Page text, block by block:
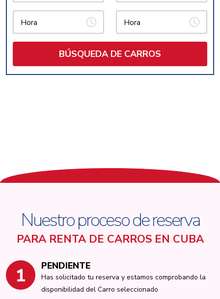
Hora Hora
BÚSQUEDA DE CARROS
Nuestro proceso de reserva
PARA RENTA DE CARROS EN CUBA
1 PENDIENTE
Has solicitado tu reserva y estamos comprobando la
disponibilidad del Carro seleccionado